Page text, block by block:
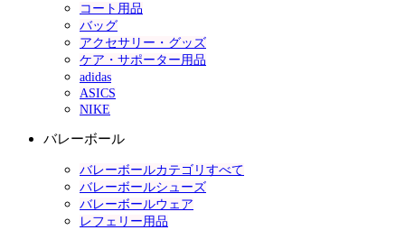
コート用品
バッグ
アクセサリー・グッズ
ケア・サポーター用品
adidas
ASICS
NIKE
バレーボール
バレーボールカテゴリすべて
バレーボールシューズ
バレーボールウェア
レフェリー用品